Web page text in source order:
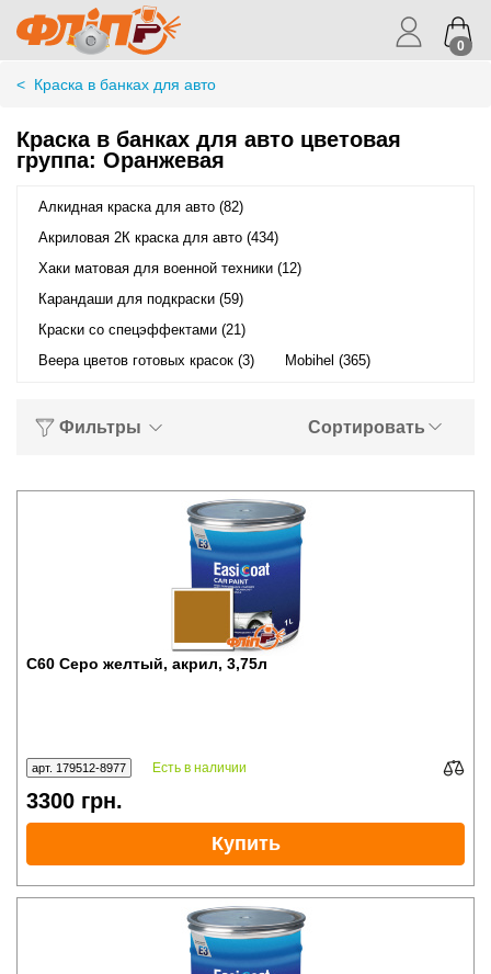
0
< Краска в банках для авто
Краска в банках для авто цветовая
группа: Оранжевая
Алкидная краска для авто (82)
Акриловая 2К краска для авто (434)
Хаки матовая для военной техники (12)
Карандаши для подкраски (59)
Краски со спецэффектами (21)
Веера цветов готовых красок (3)
Mobihel (365)
Фильтры Сортировать
C60 Серо желтый, акрил, 3,75л
арт. 179512-8977 Есть в наличии
3300 грн.
Купить